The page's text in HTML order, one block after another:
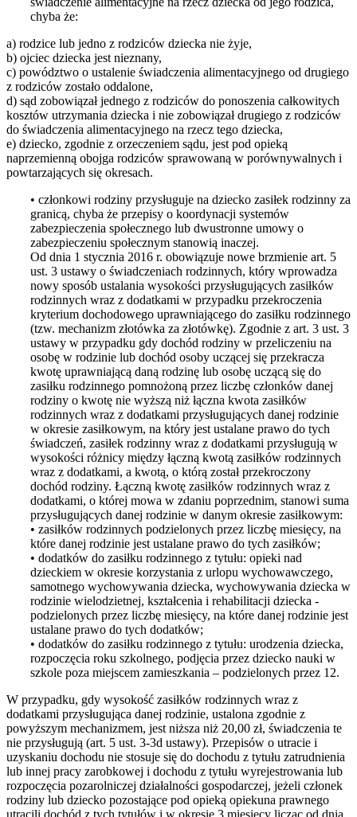
chyba że:
a) rodzice lub jedno z rodziców dziecka nie żyje,
b) ojciec dziecka jest nieznany,
c) powództwo o ustalenie świadczenia alimentacyjnego od drugiego
z rodziców zostało oddalone,
d) sąd zobowiązał jednego z rodziców do ponoszenia całkowitych
kosztów utrzymania dziecka i nie zobowiązał drugiego z rodziców
do świadczenia alimentacyjnego na rzecz tego dziecka,
e) dziecko, zgodnie z orzeczeniem sądu, jest pod opieką
naprzemienną obojga rodziców sprawowaną w porównywalnych i
powtarzających się okresach.
• członkowi rodziny przysługuje na dziecko zasiłek rodzinny za
granicą, chyba że przepisy o koordynacji systemów
zabezpieczenia społecznego lub dwustronne umowy o
zabezpieczeniu społecznym stanowią inaczej.
Od dnia 1 stycznia 2016 r. obowiązuje nowe brzmienie art. 5
ust. 3 ustawy o świadczeniach rodzinnych, który wprowadza
nowy sposób ustalania wysokości przysługujących zasiłków
rodzinnych wraz z dodatkami w przypadku przekroczenia
kryterium dochodowego uprawniającego do zasiłku rodzinnego
(tzw. mechanizm złotówka za złotówkę). Zgodnie z art. 3 ust. 3
ustawy w przypadku gdy dochód rodziny w przeliczeniu na
osobę w rodzinie lub dochód osoby uczącej się przekracza
kwotę uprawniającą daną rodzinę lub osobę uczącą się do
zasiłku rodzinnego pomnożoną przez liczbę członków danej
rodziny o kwotę nie wyższą niż łączna kwota zasiłków
rodzinnych wraz z dodatkami przysługujących danej rodzinie
w okresie zasiłkowym, na który jest ustalane prawo do tych
świadczeń, zasiłek rodzinny wraz z dodatkami przysługują w
wysokości różnicy między łączną kwotą zasiłków rodzinnych
wraz z dodatkami, a kwotą, o którą został przekroczony
dochód rodziny. Łączną kwotę zasiłków rodzinnych wraz z
dodatkami, o której mowa w zdaniu poprzednim, stanowi suma
przysługujących danej rodzinie w danym okresie zasiłkowym:
• zasiłków rodzinnych podzielonych przez liczbę miesięcy, na
które danej rodzinie jest ustalane prawo do tych zasiłków;
• dodatków do zasiłku rodzinnego z tytułu: opieki nad
dzieckiem w okresie korzystania z urlopu wychowawczego,
samotnego wychowywania dziecka, wychowywania dziecka w
rodzinie wielodzietnej, kształcenia i rehabilitacji dziecka -
podzielonych przez liczbę miesięcy, na które danej rodzinie jest
ustalane prawo do tych dodatków;
• dodatków do zasiłku rodzinnego z tytułu: urodzenia dziecka,
rozpoczęcia roku szkolnego, podjęcia przez dziecko nauki w
szkole poza miejscem zamieszkania – podzielonych przez 12.
W przypadku, gdy wysokość zasiłków rodzinnych wraz z
dodatkami przysługująca danej rodzinie, ustalona zgodnie z
powyższym mechanizmem, jest niższa niż 20,00 zł, świadczenia te
nie przysługują (art. 5 ust. 3-3d ustawy). Przepisów o utracie i
uzyskaniu dochodu nie stosuje się do dochodu z tytułu zatrudnienia
lub innej pracy zarobkowej i dochodu z tytułu wyrejestrowania lub
rozpoczęcia pozarolniczej działalności gospodarczej, jeżeli członek
rodziny lub dziecko pozostające pod opieką opiekuna prawnego
utracili dochód z tych tytułów i w okresie 3 miesięcy licząc od dnia